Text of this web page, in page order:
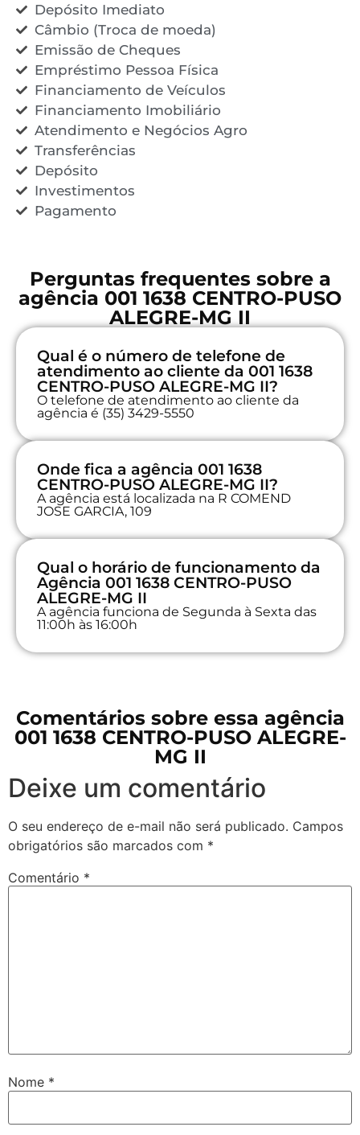
Depósito Imediato
Câmbio (Troca de moeda)
Emissão de Cheques
Empréstimo Pessoa Física
Financiamento de Veículos
Financiamento Imobiliário
Atendimento e Negócios Agro
Transferências
Depósito
Investimentos
Pagamento
Perguntas frequentes sobre a
agência 001 1638 CENTRO-PUSO
ALEGRE-MG II
Qual é o número de telefone de
atendimento ao cliente da 001 1638
CENTRO-PUSO ALEGRE-MG II?
O telefone de atendimento ao cliente da
agência é (35) 3429-5550
Onde fica a agência 001 1638
CENTRO-PUSO ALEGRE-MG II?
A agência está localizada na R COMEND
JOSE GARCIA, 109
Qual o horário de funcionamento da
Agência 001 1638 CENTRO-PUSO
ALEGRE-MG II
A agência funciona de Segunda à Sexta das
11:00h às 16:00h
Comentários sobre essa agência
001 1638 CENTRO-PUSO ALEGRE-
MG II
Deixe um comentário
O seu endereço de e-mail não será publicado. Campos
obrigatórios são marcados com *
Comentário *
Nome *